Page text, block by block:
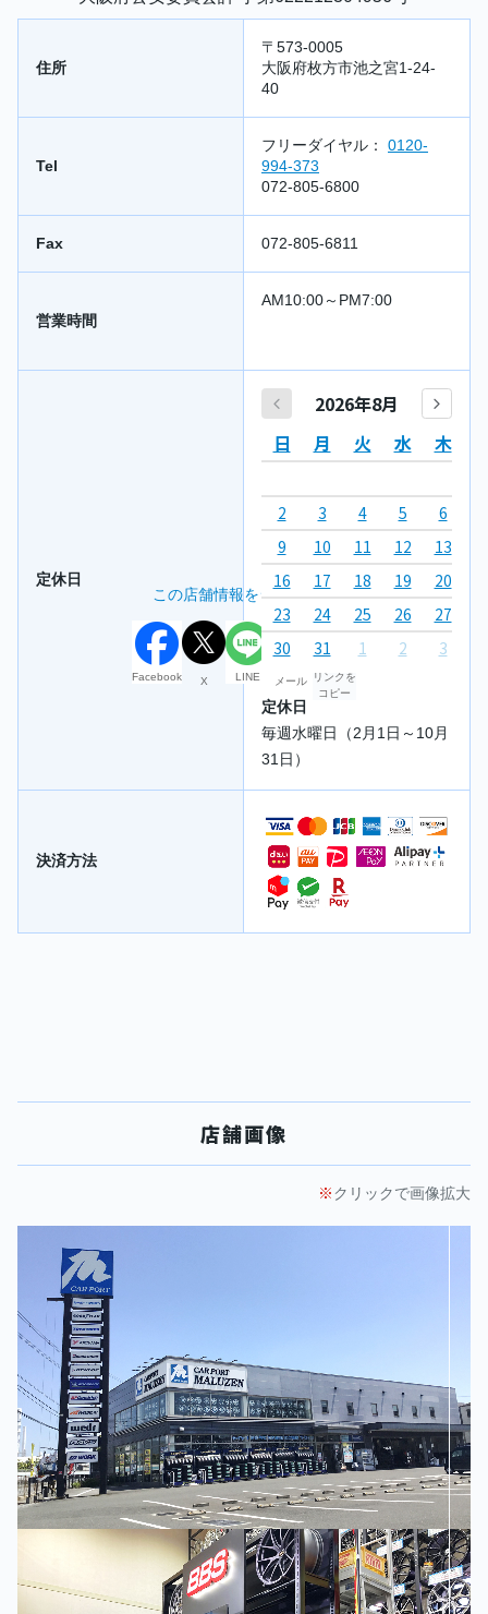
この店舗情報をシェアする
Facebook X LINE メール
リンクを
コピー
住所
〒573-0005
大阪府枚方市池之宮1-24-
40
Tel
フリーダイヤル： 0120-
994-373
072-805-6800
Fax 072-805-6811
営業時間
AM10:00～PM7:00
定休日
2026年8月
日
月 火 水 木
2 3 4 5 6
9
10 11 12 13
16
17 18 19 20
23
24 25 26 27
30
31 1 2 3
定休日
毎週水曜日（2月1日～10月
31日）
決済方法
店舗画像
クリックで画像拡大